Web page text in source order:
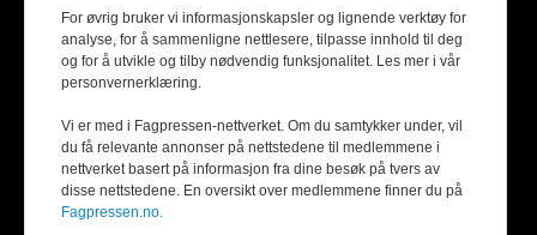
For øvrig bruker vi informasjonskapsler og lignende verktøy for
analyse, for å sammenligne nettlesere, tilpasse innhold til deg
og for å utvikle og tilby nødvendig funksjonalitet. Les mer i vår
personvernerklæring.
Vi er med i Fagpressen-nettverket. Om du samtykker under, vil
du få relevante annonser på nettstedene til medlemmene i
nettverket basert på informasjon fra dine besøk på tvers av
disse nettstedene. En oversikt over medlemmene finner du på
Fagpressen.no.